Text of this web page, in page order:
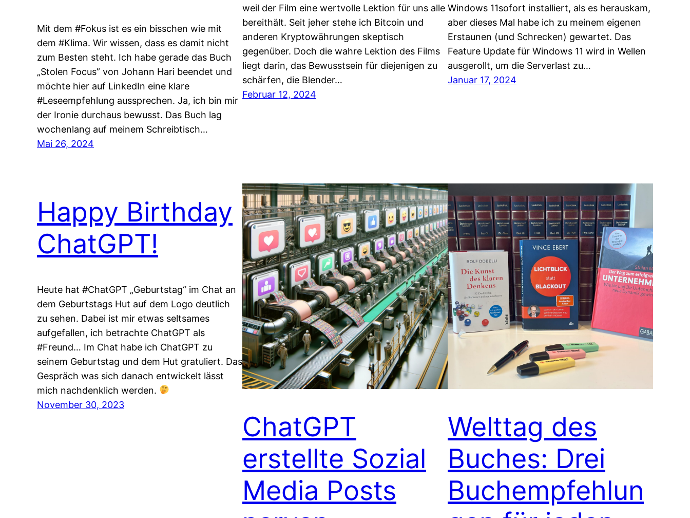
Mit dem #Fokus ist es ein bisschen wie mit
dem #Klima. Wir wissen, dass es damit nicht
zum Besten steht. Ich habe gerade das Buch
„Stolen Focus” von Johann Hari beendet und
möchte hier auf LinkedIn eine klare
#Leseempfehlung aussprechen. Ja, ich bin mir
der Ironie durchaus bewusst. Das Buch lag
wochenlang auf meinem Schreibtisch…
Mai 26, 2024
weil der Film eine wertvolle Lektion für uns alle
bereithält. Seit jeher stehe ich Bitcoin und
anderen Kryptowährungen skeptisch
gegenüber. Doch die wahre Lektion des Films
liegt darin, das Bewusstsein für diejenigen zu
schärfen, die Blender…
Februar 12, 2024
Windows 11sofort installiert, als es herauskam,
aber dieses Mal habe ich zu meinem eigenen
Erstaunen (und Schrecken) gewartet. Das
Feature Update für Windows 11 wird in Wellen
ausgerollt, um die Serverlast zu…
Januar 17, 2024
Happy Birthday
ChatGPT!
Heute hat #ChatGPT „Geburtstag“ im Chat an
dem Geburtstags Hut auf dem Logo deutlich
zu sehen. Dabei ist mir etwas seltsames
aufgefallen, ich betrachte ChatGPT als
#Freund… Im Chat habe ich ChatGPT zu
seinem Geburtstag und dem Hut gratuliert. Das
Gespräch was sich danach entwickelt lässt
mich nachdenklich werden.
November 30, 2023
ChatGPT
erstellte Sozial
Media Posts
Welttag des
Buches: Drei
Buchempfehlun